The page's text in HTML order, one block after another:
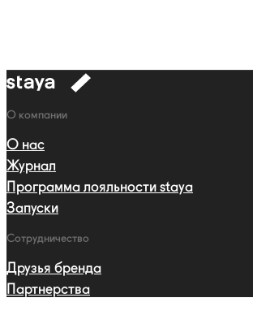
к
Навигация
О компании
О нас
Журнал
Программа лояльности staya
Запуски
Сотрудничество
Друзья бренда
Партнерства